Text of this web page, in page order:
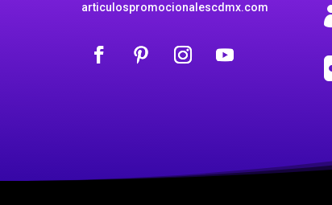
articulospromocionalescdmx.com